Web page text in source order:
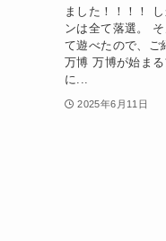
ました！！！！
ンは全て落選。
て遊べたので、ご
万博 万博が始ま
に...
2025年6月11日